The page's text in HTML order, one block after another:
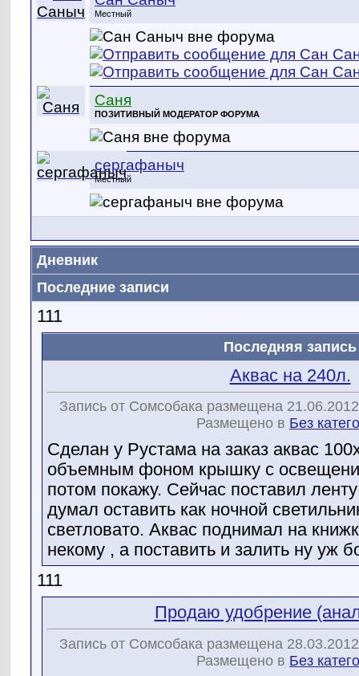
Местный
Саня
ПОЗИТИВНЫЙ МОДЕРАТОР ФОРУМА
сергафаныч
Местный
Дневник
Последние записи
111
Последняя запись
Аквас на 240л.
Запись от Сомсобака размещена
Размещено в Без
Сделан у Рустама на заказ аквас
объемным фоном крышку с
потом покажу. Сейчас поставил
думал оставить как ночной
светловато. Аквас поднимал на
некому , а поставить и залить ну уж
111
Продаю удобрение
Запись от Сомсобака размещена
Размещено в Без